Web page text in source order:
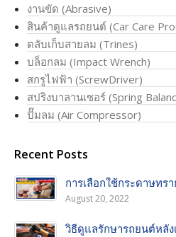
งานขัด (Abrasive)
สินค้าดูแลรถยนต์ (Car Care
ตลับเก็บสายลม (Trines)
บล็อกลม (Impact Wrench)
สกรูไฟฟ้า (ScrewDriver)
สปริงบาลานเซอร์ (Spring
ปั๊มลม (Air Compressor)
Recent Posts
การเลือกใช้กระดาษทร
August 20, 2022
วิธีดูแลรักษารถยนต์หลั